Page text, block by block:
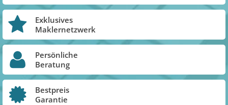
Exklusives
Maklernetzwerk
Persönliche
Beratung
Bestpreis
Garantie